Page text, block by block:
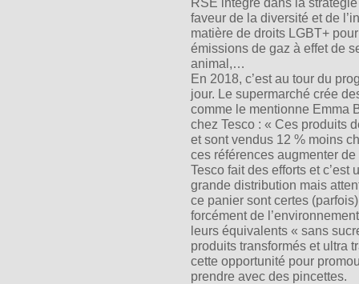
faveur de la diversité et de
matière de droits LGBT+
émissions de gaz à effet de
animal,…
En 2018, c’est au tour du
jour. Le supermarché crée
comme le mentionne Emma
chez Tesco : « Ces produits
et sont vendus 12 % moins
ces références augmenter de
Tesco fait des efforts et
grande distribution mais
ce panier sont certes
forcément de
leurs équivalents « sans
produits transformés et ultra
cette opportunité pour
prendre avec des pincettes.